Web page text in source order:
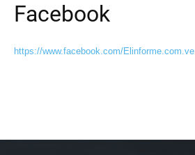
Facebook
https://www.facebook.com/Elinforme.com.ve